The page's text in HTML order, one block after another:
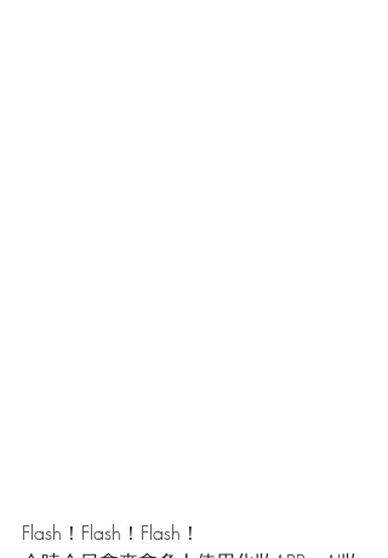
Flash！Flash！Flash！